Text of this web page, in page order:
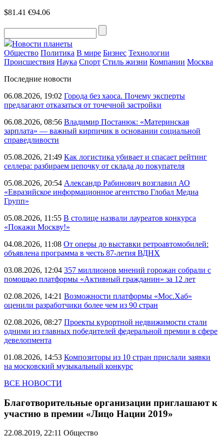
$81.41 €94.06
Новости планеты
Общество Политика В мире Бизнес Технологии
Происшествия Наука Спорт Стиль жизни Компании Москва
Последние новости
06.08.2026, 19:02 Города без хаоса. Почему эксперты
предлагают отказаться от точечной застройки
06.08.2026, 08:56 Владимир Постанюк: «Материнская
зарплата» — важный кирпичик в основании социальной
справедливости
05.08.2026, 21:49 Как логистика убивает и спасает рейтинг
селлера: разбираем цепочку от склада до покупателя
05.08.2026, 20:54 Александр Рабинович возглавил АО
«Евразийское информационное агентство Глобал Медиа
Групп»
05.08.2026, 11:55 В столице назвали лауреатов конкурса
«Покажи Москву!»
04.08.2026, 11:08 От оперы до выставки ретроавтомобилей:
объявлена программа в честь 87-летия ВДНХ
03.08.2026, 12:04 357 миллионов мнений горожан собрали с
помощью платформы «Активный гражданин» за 12 лет
02.08.2026, 14:21 Возможности платформы «Мос.Хаб»
оценили разработчики более чем из 90 стран
02.08.2026, 08:27 Проекты курортной недвижимости стали
одними из главных победителей федеральной премии в сфере
девелопмента
01.08.2026, 14:53 Композиторы из 10 стран прислали заявки
на московский музыкальный конкурс
ВСЕ НОВОСТИ
Благотворительные организации приглашают к
участию в премии «Лицо Нации 2019»
22.08.2019, 22:11 Общество